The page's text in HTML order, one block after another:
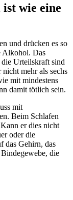
wie eine
und drücken es so
Alkohol. Das
Urteilskraft sind
mehr als sechs
mit mindestens
damit tötlich sein.
mit
Beim Schlafen
er dies nicht
oder die
das Gehirn, das
die